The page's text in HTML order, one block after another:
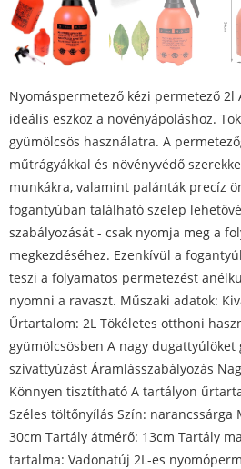
Nyomáspermetező kézi permetező 2l
ideális eszköz a növényápoláshoz.
gyümölcsös használatra. A
műtrágyákkal és növényvédő
munkákra, valamint palánták precíz
fogantyúban található szelep
szabályozását - csak nyomja meg a
megkezdéséhez. Ezenkívül a
teszi a folyamatos permetezést
nyomni a ravaszt. Műszaki adatok:
Űrtartalom: 2L Tökéletes otthoni
gyümölcsösben A nagy dugattyúlöket
szivattyúzást Áramlásszabályozás
Könnyen tisztítható A tartályon
Széles töltőnyílás Szín: narancssárga
30cm Tartály átmérő: 13cm Tartály
tartalma: Vadonatúj 2L-es